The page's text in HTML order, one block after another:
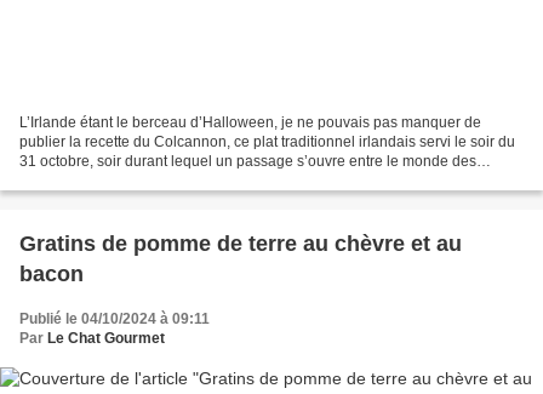
L’Irlande étant le berceau d’Halloween, je ne pouvais pas manquer de
publier la recette du Colcannon, ce plat traditionnel irlandais servi le soir du
31 octobre, soir durant lequel un passage s’ouvre entre le monde des
Gratins de pomme de terre au chèvre et au
bacon
Publié le 04/10/2024 à 09:11
Par Le Chat Gourmet